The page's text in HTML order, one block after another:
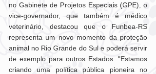
no Gabinete de Projetos Especiais (GPE), o
vice-governador, que também é médico
veterinário, destacou que o Funbea-RS
representa um novo momento da proteção
animal no Rio Grande do Sul e poderá servir
de exemplo para outros Estados. "Estamos
criando uma política pública pioneira no